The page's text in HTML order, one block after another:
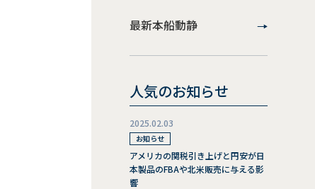
最新本船動静
人気のお知らせ
2025.02.03
お知らせ
アメリカの関税引き上げと円安が日
本製品のFBAや北米販売に与える影
響